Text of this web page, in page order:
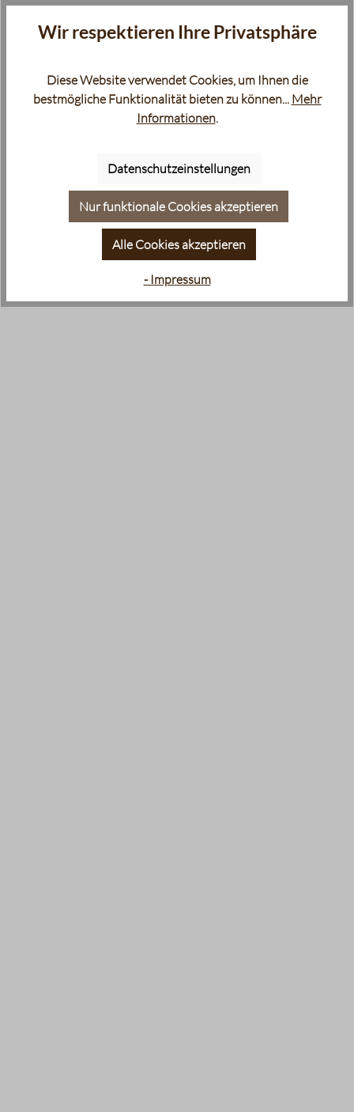
Wir respektieren Ihre Privatsphäre
Diese Website verwendet Cookies, um Ihnen die
bestmögliche Funktionalität bieten zu können... Mehr
Informationen.
Datenschutzeinstellungen
Nur funktionale Cookies akzeptieren
Alle Cookies akzeptieren
- Impressum